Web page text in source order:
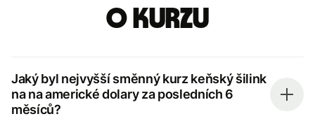
o kurzu
Jaký byl nejvyšší směnný kurz keňský šilink
na na americké dolary za posledních 6
měsíců?